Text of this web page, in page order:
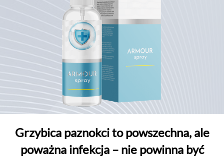
Grzybica paznokci to powszechna, ale
poważna infekcja – nie powinna być